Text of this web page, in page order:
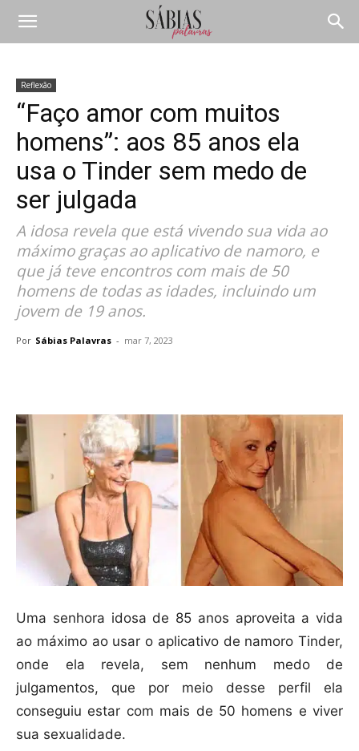
Reflexão
“Faço amor com muitos
homens”: aos 85 anos ela
usa o Tinder sem medo de
ser julgada
A idosa revela que está vivendo sua vida ao
máximo graças ao aplicativo de namoro, e
que já teve encontros com mais de 50
homens de todas as idades, incluindo um
jovem de 19 anos.
Por Sábias Palavras - mar 7, 2023
Uma senhora idosa de 85 anos aproveita a vida
ao máximo ao usar o aplicativo de namoro Tinder,
onde ela revela, sem nenhum medo de
julgamentos, que por meio desse perfil ela
conseguiu estar com mais de 50 homens e viver
sua sexualidade.